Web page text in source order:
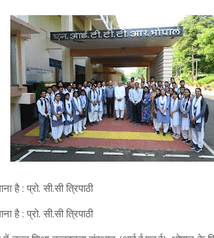
है : प्रो. सी.सी त्रिपाठी
है : प्रो. सी.सी त्रिपाठी